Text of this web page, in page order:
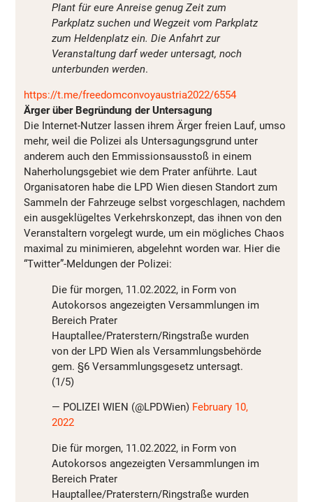
Plant für eure Anreise genug Zeit zum
Parkplatz suchen und Wegzeit vom Parkplatz
zum Heldenplatz ein. Die Anfahrt zur
Veranstaltung darf weder untersagt, noch
unterbunden werden.
https://t.me/freedomconvoyaustria2022/6554
Ärger über Begründung der Untersagung
Die Internet-Nutzer lassen ihrem Ärger freien Lauf, umso
mehr, weil die Polizei als Untersagungsgrund unter
anderem auch den Emmissionsausstoß in einem
Naherholungsgebiet wie dem Prater anführte. Laut
Organisatoren habe die LPD Wien diesen Standort zum
Sammeln der Fahrzeuge selbst vorgeschlagen, nachdem
ein ausgeklügeltes Verkehrskonzept, das ihnen von den
Veranstaltern vorgelegt wurde, um ein mögliches Chaos
maximal zu minimieren, abgelehnt worden war. Hier die
“Twitter”-Meldungen der Polizei:
Die für morgen, 11.02.2022, in Form von
Autokorsos angezeigten Versammlungen im
Bereich Prater
Hauptallee/Praterstern/Ringstraße wurden
von der LPD Wien als Versammlungsbehörde
gem. §6 Versammlungsgesetz untersagt.
(1/5)
— POLIZEI WIEN (@LPDWien) February 10,
2022
Die für morgen, 11.02.2022, in Form von
Autokorsos angezeigten Versammlungen im
Bereich Prater
Hauptallee/Praterstern/Ringstraße wurden